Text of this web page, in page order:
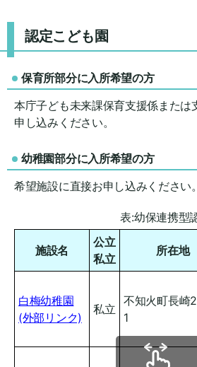
認定こども園
保育所部分に入所希望の方
本庁子ども未来課保育支援係または
申し込みください。
幼稚園部分に入所希望の方
希望施設に直接お申し込みください。
表:幼保連携型
施設名
公立
私立
所在地
白梅幼稚園
(外部リンク)
私立
不知火町長崎
1